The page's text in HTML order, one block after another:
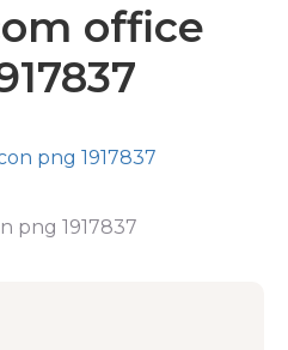
office
png 1917837